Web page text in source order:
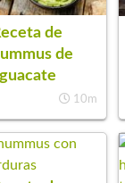
de
de
10m